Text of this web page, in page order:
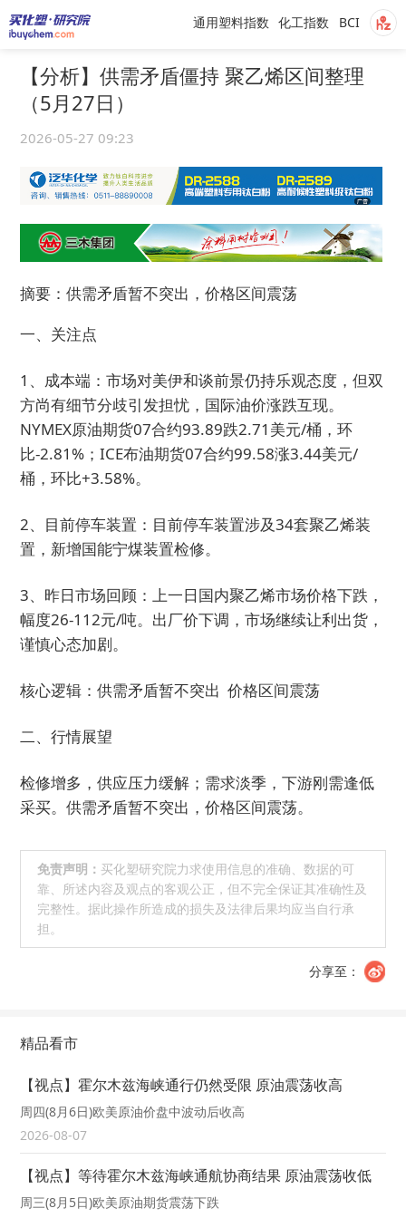
BCI
化工指数
通用塑料指数
【分析】供需矛盾僵持 聚乙烯区间整理
（5月27日）
2026-05-27 09:23
摘要：供需矛盾暂不突出，价格区间震荡
一、关注点
1、成本端：市场对美伊和谈前景仍持乐观态度，但双
方尚有细节分歧引发担忧，国际油价涨跌互现。
NYMEX原油期货07合约93.89跌2.71美元/桶，环
比-2.81%；ICE布油期货07合约99.58涨3.44美元/
桶，环比+3.58%。
2、目前停车装置：目前停车装置涉及34套聚乙烯装
置，新增国能宁煤装置检修。
3、昨日市场回顾：上一日国内聚乙烯市场价格下跌，
幅度26-112元/吨。出厂价下调，市场继续让利出货，
谨慎心态加剧。
核心逻辑：供需矛盾暂不突出 价格区间震荡
二、行情展望
检修增多，供应压力缓解；需求淡季，下游刚需逢低
采买。供需矛盾暂不突出，价格区间震荡。
免责声明： 买化塑研究院力求使用信息的准确、数据的可
靠、所述内容及观点的客观公正，但不完全保证其准确性及
完整性。据此操作所造成的损失及法律后果均应当自行承
担。
分享至：
精品看市
【视点】霍尔木兹海峡通行仍然受限 原油震荡收高
周四(8月6日)欧美原油价盘中波动后收高
2026-08-07
【视点】等待霍尔木兹海峡通航协商结果 原油震荡收低
周三(8月5日)欧美原油期货震荡下跌